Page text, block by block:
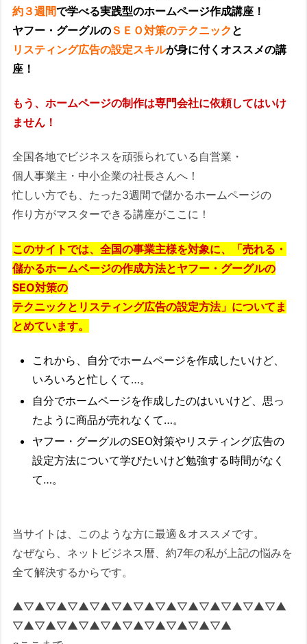
約３週間で学べる実践型のホームページ作成講座！
ヤフー・グーグルのＳＥＯ対策のテクニック と
リスティング広告の設定スキルが身に付くオススメの講
座！
もう、ホームページの制作は専門会社に依頼してはいけ
ません！
全国各地でビジネスを頑張られている自営業・
個人事業主・中小企業の社長さんへ！
忙しい方でも、たった3週間で儲かるホームページの
作り方がマスターできる講座がここに！
このサイトでは、全国の事業主様を対象に、「売れる・
儲かるホームページの作成方法とヤフー・グーグルの
SEO対策の
テクニックとリスティング広告の設定方法」についてま
とめています。
これから、自分でホームページを作成したいけど、
いろいろと忙しくて…。
自分でホームページを作成したのはいいけど、思っ
たように商品が売れなくて…。
ヤフー・グーグルのSEO対策やリスティング広告の
設定方法について学びたいけど勉強する時間がなく
て…。
当サイトは、このような方に最適＆オススメです。
なぜなら、ネットビジネス暦、約7年の私が上記の悩みを
全て解決するからです。
▲▽▲▽▲▽▲▽▲▽▲▽▲▽▲▽▲▽▲▽▲▽▲▽▲
▽▲▽▲▽▲▽▲▽▲▽▲▽▲▽▲▽▲▽▲